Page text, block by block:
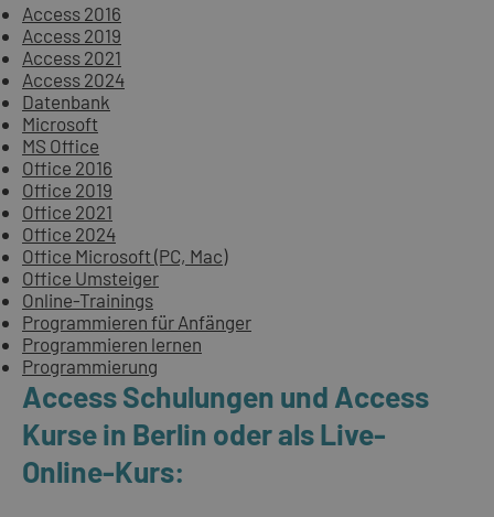
Access 2016
Access 2019
Access 2021
Access 2024
Datenbank
Microsoft
MS Office
Office 2016
Office 2019
Office 2021
Office 2024
Office Microsoft (PC, Mac)
Office Umsteiger
Online-Trainings
Programmieren für Anfänger
Programmieren lernen
Programmierung
Access Schulungen und Access
Kurse in Berlin oder als Live-
Online-Kurs: